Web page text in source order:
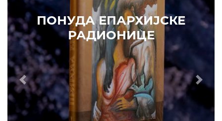
КУПИТЕ
7. ЈУН 2010. САОПШТЕЊА
Eпископ Атанасије: Кратак одговор Жељку Жугићу –
Которанину, а уствари Епископу Артемију
15. ЈАНУАР 2011. ВЕСТИ
Eпископ Атанасије: Артемијева секта -
парасинагога=парацрква
7. ОКТОБАР 2012. ВЕСТИ